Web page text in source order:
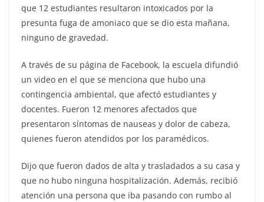
que 12 estudiantes resultaron intoxicados por la
presunta fuga de amoniaco que se dio esta mañana,
ninguno de gravedad.
A través de su página de Facebook, la escuela difundió
un video en el que se menciona que hubo una
contingencia ambiental, que afectó estudiantes y
docentes. Fueron 12 menores afectados que
presentaron síntomas de nauseas y dolor de cabeza,
quienes fueron atendidos por los paramédicos.
Dijo que fueron dados de alta y trasladados a su casa y
que no hubo ninguna hospitalización. Además, recibió
atención una persona que iba pasando con rumbo al